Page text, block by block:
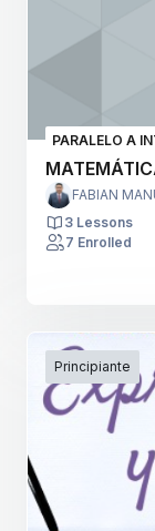
PARALELO A
FABIAN
3 Lessons
7 Enrolled
Principiante